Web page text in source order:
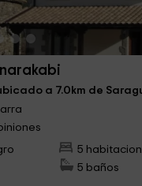
a 7.0km de
5
5 baños